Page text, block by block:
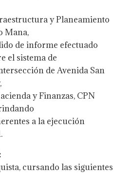
y Planeamiento
Mana,
de informe efectuado
el sistema de
de Avenida San
y Finanzas, CPN
a la ejecución
cursando las siguientes